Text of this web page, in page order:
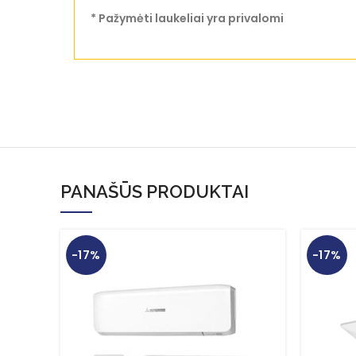
* Pažymėti laukeliai yra privalomi
PANAŠŪS PRODUKTAI
-17% -17%